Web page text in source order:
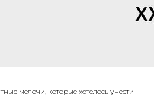
мелочи, которые хотелось унести